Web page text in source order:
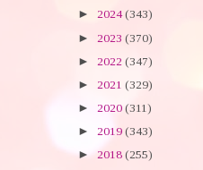
► 2024(343)
► 2023 (370)
► 2022 (347)
► 2021 (329)
► 2020 (311)
► 2019 (343)
► 2018 (255)